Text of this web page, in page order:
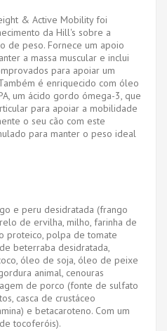
& Active Mobility foi
da Hill's sobre a
de peso. Fornece um apoio
a massa muscular e inclui
para apoiar um
é enriquecido com óleo
um ácido gordo ómega-3, que
para apoiar a mobilidade
o seu cão com este
para manter o peso ideal
e peru desidratada (frango
de ervilha, milho, farinha de
proteico, polpa de tomate
beterraba desidratada,
óleo de soja, óleo de peixe
animal, cenouras
de porco (fonte de sulfato
casca de crustáceo
e betacaroteno. Com um
tocoferóis).